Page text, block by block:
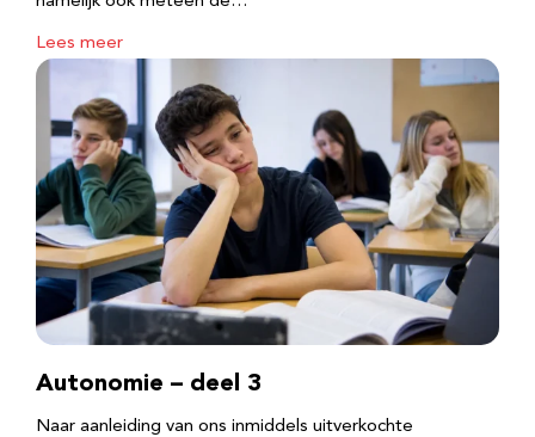
Lees meer
Autonomie – deel 3
Naar aanleiding van ons inmiddels uitverkochte